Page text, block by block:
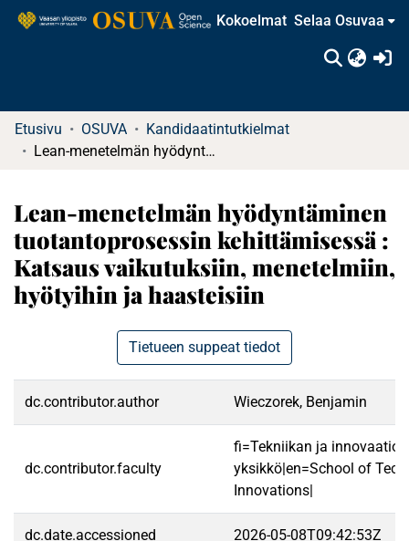
Kokoelmat Selaa Osuvaa
Etusivu OSUVA
Kandidaatintutkielmat
Lean-menetelmän hyödyntäminen tuotantoprosessin kehittämisessä : Katsaus vaikutuksiin, menetelmiin, hyötyihin ja haasteisiin
Lean-menetelmän hyödyntäminen
tuotantoprosessin kehittämisessä :
Katsaus vaikutuksiin, menetelmiin,
hyötyihin ja haasteisiin
Tietueen suppeat tiedot
dc.contributor.author Wieczorek, Benjamin
dc.contributor.faculty
fi=Tekniikan ja
yksikkö|en=School of
Innovations|
dc.date.accessioned 2026-05-08T09:42:53Z